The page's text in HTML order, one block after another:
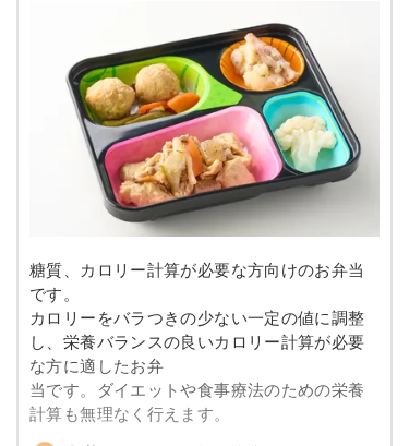
彩りごまサラダ
栄養素
※メニューの補足
＋メニュー例をもっと見る
メニューは日替わりです（メニューは一例です）
12.1g
脂質 4.6g
糖質 53.8g
リン 137.6mg
カリウム 271.1mg
コレステロール -
※ 一例です。メニューにより前後します
彩り旬菜プラスのメニュー例
エビと青梗菜の塩あん
糖質、カロリー計算が必要な方向けのお弁当
です。
カロリーをバラつきの少ない一定の値に調整
し、栄養バランスの良いカロリー計算が必要
な方に適したお弁
当です。ダイエットや食事療法のための栄養
計算も無理なく行えます。